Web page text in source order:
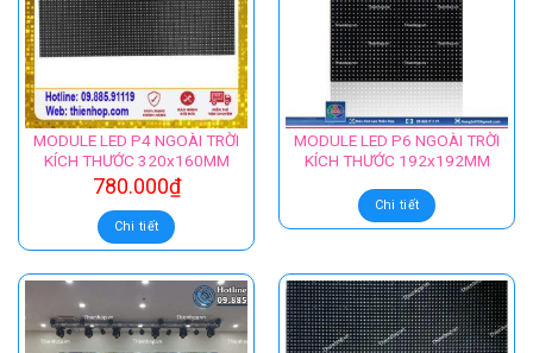
MODULE LED P4 NGOÀI TRỜI
KÍCH THƯỚC 320x160MM
780.000₫
Chi tiết
MODULE LED P6 NGOÀI TRỜI
KÍCH THƯỚC 192x192MM
Chi tiết